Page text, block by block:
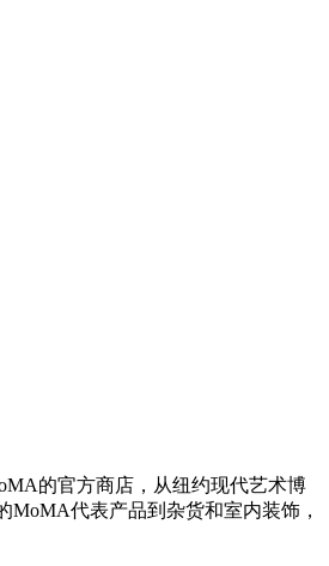
的官方商店，从纽约现代艺术博
MoMA代表产品到杂货和室内装饰，